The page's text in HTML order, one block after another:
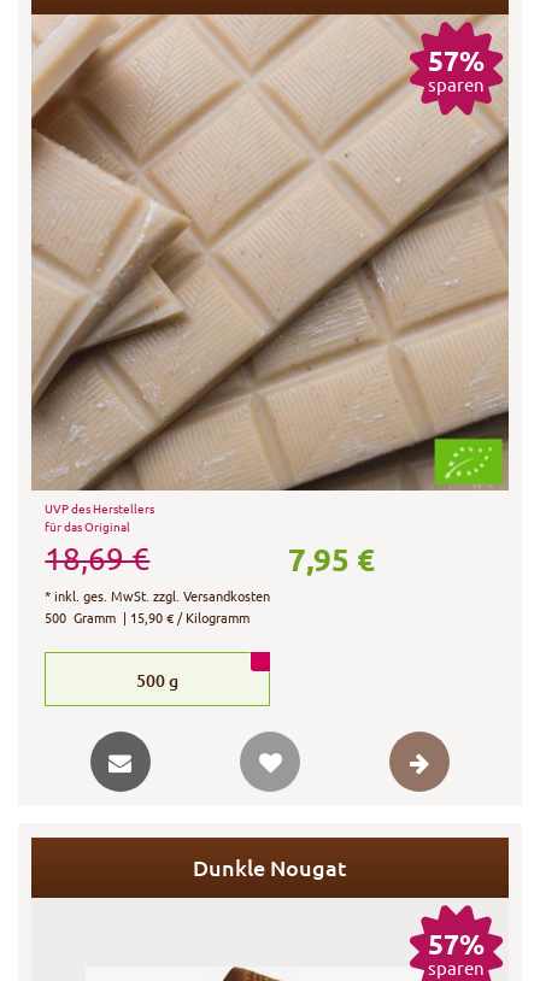
57%
sparen
UVP des Herstellers
für das Original
18,69 € 7,95 €
*inkl. ges. MwSt. zzgl.Versandkosten
500 Gramm | 15,90 € / Kilogramm
500g
Dunkle Nougat
57%
sparen